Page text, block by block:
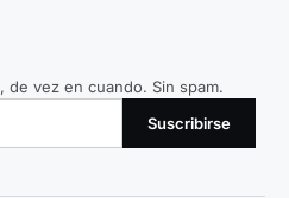
vez en cuando. Sin spam.
Suscribirse